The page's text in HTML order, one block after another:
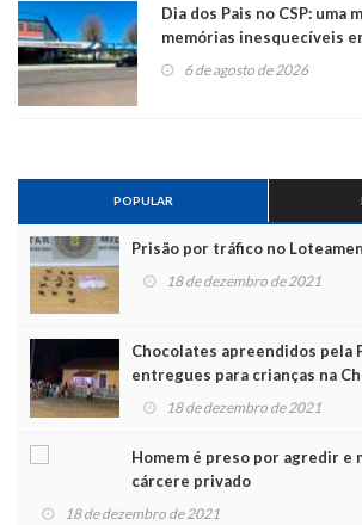
Dia dos Pais no CSP: uma
memórias inesquecíveis
6 de agosto de 2026
POPULAR
Prisão por tráfico no
18 de dezembro de 2021
Chocolates apreendidos pela
entregues para crianças na
Noel 18 de dezembro de 2021
Homem é preso por agredir e
cárcere privado
18 de dezembro de 2021